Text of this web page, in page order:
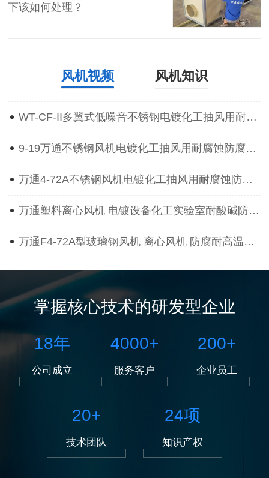
下该如何处理？
风机视频 风机知识
WT-CF-II多翼式低噪音不锈钢电镀化工抽风用耐腐蚀防腐离心通风机
9-19万通不锈钢风机电镀化工抽风用耐腐蚀防腐防爆离心通风机
万通4-72A不锈钢风机电镀化工抽风用耐腐蚀防腐防爆离心通风机
万通塑料离心风机 电镀设备化工实验室耐酸碱防腐蚀抽风用通风机
万通F4-72A型玻璃钢风机 离心风机 防腐耐高温离心风机
掌握核心技术的研发型企业
18年
公司成立
4000+
服务客户
200+
企业员工
20+
技术团队
24项
知识产权